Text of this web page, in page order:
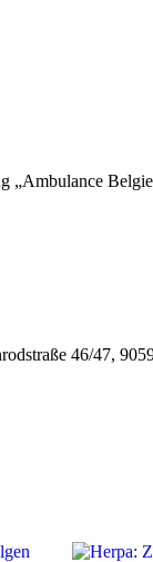
„Ambulance
46/47,